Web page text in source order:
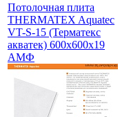
Потолочная плита
THERMATEX Aquatec
VT-S-15 (Терматекс
акватек) 600x600x19
АМФ